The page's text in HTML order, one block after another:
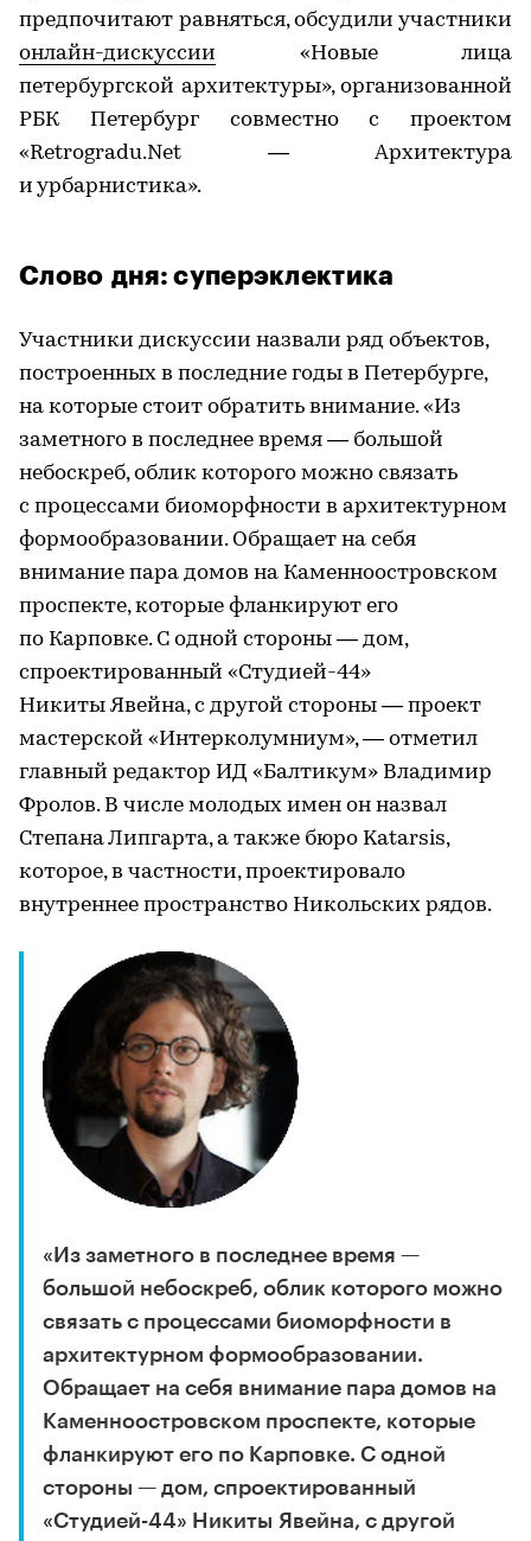
предпочитают равняться, обсудили участники
онлайн-дискуссии «Новые лица
петербургской архитектуры», организованной
РБК Петербург совместно с проектом
«Retrogradu.Net — Архитектура
и урбарнистика».
Слово дня: суперэклектика
Участники дискуссии назвали ряд объектов,
построенных в последние годы в Петербурге,
на которые стоит обратить внимание. «Из
заметного в последнее время — большой
небоскреб, облик которого можно связать
с процессами биоморфности в архитектурном
формообразовании. Обращает на себя
внимание пара домов на Каменноостровском
проспекте, которые фланкируют его
по Карповке. С одной стороны — дом,
спроектированный «Студией-44»
Никиты Явейна, с другой стороны — проект
мастерской «Интерколумниум», — отметил
главный редактор ИД «Балтикум» Владимир
Фролов. В числе молодых имен он назвал
Степана Липгарта, а также бюро Katarsis,
которое, в частности, проектировало
внутреннее пространство Никольских рядов.
«Из заметного в последнее время —
большой небоскреб, облик которого можно
связать с процессами биоморфности в
архитектурном формообразовании.
Обращает на себя внимание пара домов на
Каменноостровском проспекте, которые
фланкируют его по Карповке. С одной
стороны — дом, спроектированный
«Студией-44» Никиты Явейна, с другой